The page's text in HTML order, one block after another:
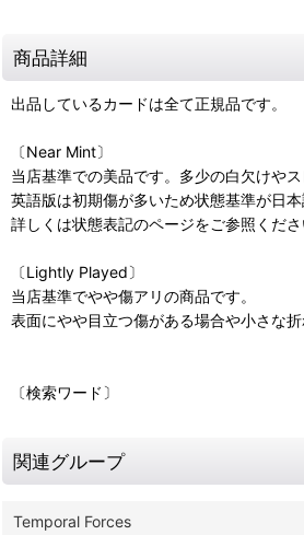
商品詳細
出品しているカードは全て正規品です。
〔Near Mint〕
当店基準での美品です。多少の白欠けや
英語版は初期傷が多いため状態基準が日
詳しくは状態表記のページをご参照くださ
〔Lightly Played〕
当店基準でやや傷アリの商品です。
表面にやや目立つ傷がある場合や小さな
〔検索ワード〕
関連グループ
Temporal Forces